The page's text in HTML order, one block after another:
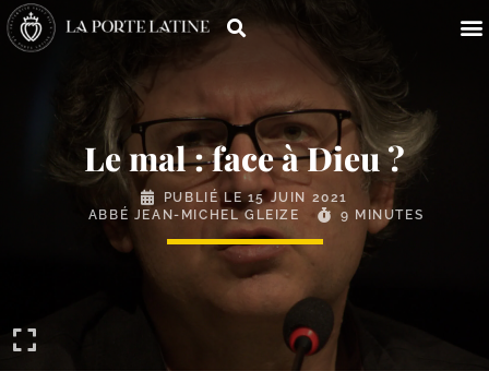
Le mal : face à Dieu ?
PUBLIÉ LE15 JUIN 2021
ABBÉ JEAN-MICHEL GLEIZE
9 MINUTES